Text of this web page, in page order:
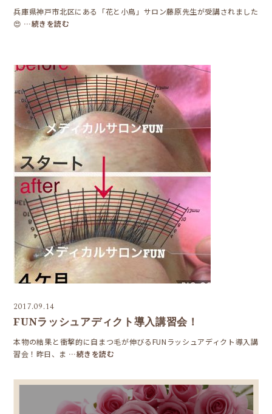
兵庫県神戸市北区にある「花と小鳥」サロン藤原先生が受講されました
😍 …続きを読む
2017.09.14
FUNラッシュアディクト導入講習会！
本物の結果と衝撃的に自まつ毛が伸びるFUNラッシュアディクト導入講
習会！昨日、ま …続きを読む